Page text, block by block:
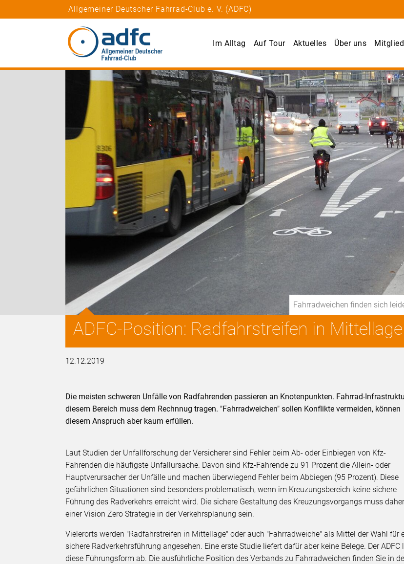
Allgemeiner Deutscher Fahrrad-Club e. V. (ADFC)
Im Alltag Auf Tour Aktuelles Über uns
Fahrradweichen finden sich
ADFC-Position: Radfahrstreifen in Mittellage
12.12.2019
Die meisten schweren Unfälle von Radfahrenden passieren an Knotenpunkten. Fahrrad-
diesem Bereich muss dem Rechnnug tragen. "Fahrradweichen" sollen Konflikte vermeiden, können
diesem Anspruch aber kaum erfüllen.
Laut Studien der Unfallforschung der Versicherer sind Fehler beim Ab- oder Einbiegen von Kfz-
Fahrenden die häufigste Unfallursache. Davon sind Kfz-Fahrende zu 91 Prozent die Allein- oder
Hauptverursacher der Unfälle und machen überwiegend Fehler beim Abbiegen (95 Prozent). Diese
gefährlichen Situationen sind besonders problematisch, wenn im Kreuzungsbereich keine sichere
Führung des Radverkehrs erreicht wird. Die sichere Gestaltung des Kreuzungsvorgangs muss
einer Vision Zero Strategie in der Verkehrsplanung sein.
Vielerorts werden "Radfahrstreifen in Mittellage" oder auch "Fahrradweiche" als Mittel der Wahl für
sichere Radverkehrsführung angesehen. Eine erste Studie liefert dafür aber keine Belege. Der ADFC
diese Führungsform ab. Die ausführliche Position des Verbands zu Fahrradweichen finden Sie in